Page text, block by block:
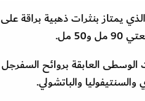
تقدم "بربري" نسخة خاصة بموسم أعياد 2015 من عطرها النسائي الشهير "ماي بربري" My Burberry الذي يمتاز بنثرات ذهبية براقة على
مل.
الوسطى العابقة بروائح السفرجل
والباتشولي.